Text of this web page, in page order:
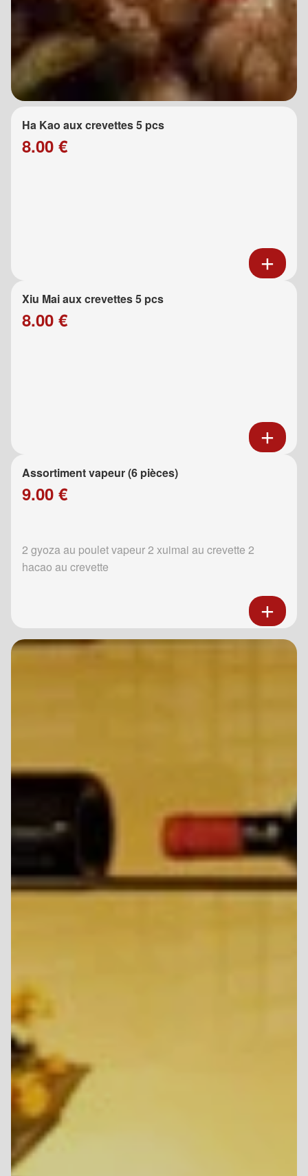
Ha Kao aux crevettes 5 pcs
8.00 €
Xiu Mai aux crevettes 5 pcs
8.00 €
Assortiment vapeur (6 pièces)
9.00 €
2 gyoza au poulet vapeur 2 xuimai au crevette 2
hacao au crevette